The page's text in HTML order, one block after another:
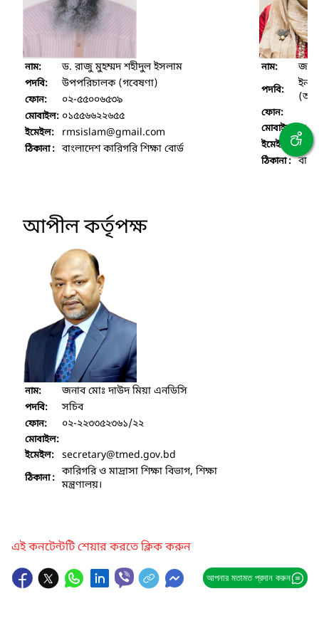
নাম: ড. রাজু মুহম্মদ শহীদুল ইসলাম
পদবি: উপপরিচালক (গবেষণা)
ফোন: ০২-৫৫০০৬৫৩৯
মোবাইল: ০১৫৫৬৬২২৬৫৫
ইমেইল: rmsislam@gmail.com
ঠিকানা : বাংলাদেশ কারিগরি শিক্ষা বোর্ড
নাম:
পদবি:
(অ.
ফোন:
মোবাইল:
ইমেইল:
ঠিকানা :
আপীল কর্তৃপক্ষ
নাম: জনাব মোঃ দাউদ মিয়া এনডিসি
পদবি: সচিব
ফোন: ০২-২২৩৩৫২৩৬১/২২
মোবাইল:
ইমেইল:
secretary@tmed.gov.bd
ঠিকানা : কারিগরি ও মাদ্রাসা শিক্ষা বিভাগ, শিক্ষা
মন্ত্রণালয়।
এই কনটেন্টটি শেয়ার করতে ক্লিক করুন
আপনার মতামত প্রদান করুন